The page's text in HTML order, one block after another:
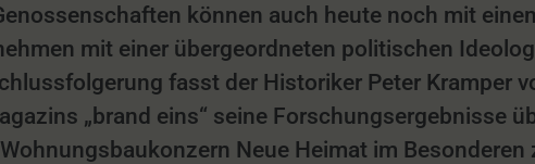
können auch heute noch mit
mit einer übergeordneten politischen
fasst der Historiker Peter Kramper
„brand eins“ seine Forschungsergebnisse
Neue Heimat im Besonderen